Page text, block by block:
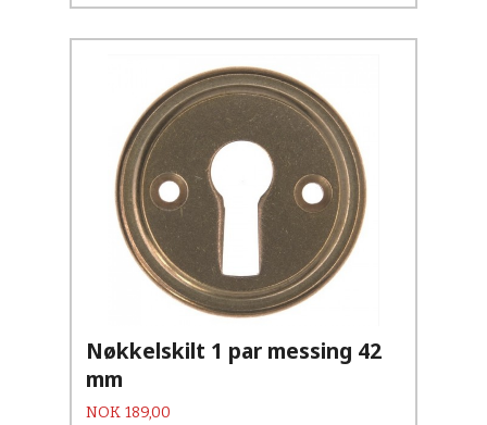
Nøkkelskilt 1 par messing 42
mm
Pris
NOK 189,00